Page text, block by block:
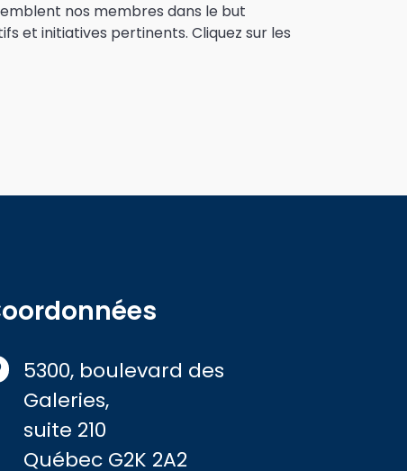
nos membres dans le but
et initiatives pertinents. Cliquez sur les
5300, boulevard des
Galeries,
suite 210
Québec G2K 2A2